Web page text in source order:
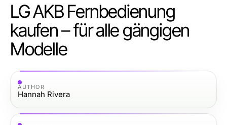
LG AKB Fernbedienung
kaufen – für alle gängigen
Modelle
AUTHOR
Hannah Rivera